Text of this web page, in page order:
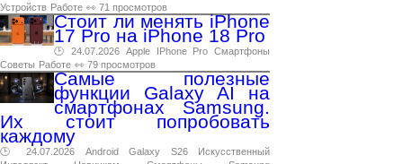
Устройств Работе 👀 71 просмотров
Стоит ли менять iPhone
17 Pro на iPhone 18 Pro
🕑 24.07.2026 Apple IPhone Pro Смартфоны
Советы Работе 👀 79 просмотров
Самые полезные
функции Galaxy AI на
смартфонах Samsung.
Их стоит попробовать
каждому
🕑 24.07.2026 Android Galaxy S26
Искусственный